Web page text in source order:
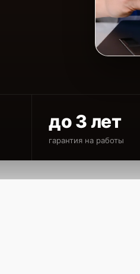
до 3 лет
гарантия на работы